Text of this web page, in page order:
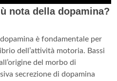
nota della dopamina?
è fondamentale per
dell’attività motoria. Bassi
del morbo di
secrezione di dopamina